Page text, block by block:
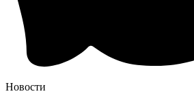
Новости